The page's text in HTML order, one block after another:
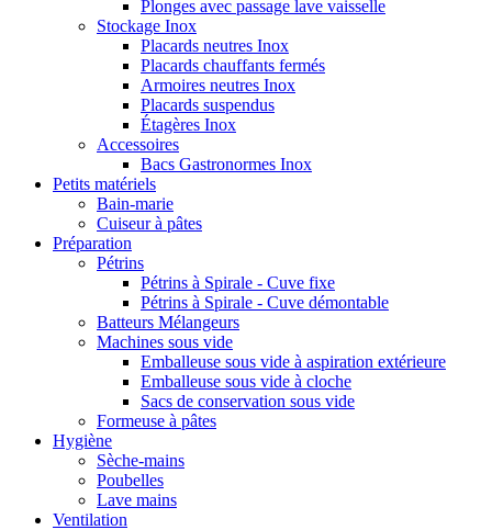
Plonges avec passage lave vaisselle
Stockage Inox
Placards neutres Inox
Placards chauffants fermés
Armoires neutres Inox
Placards suspendus
Étagères Inox
Accessoires
Bacs Gastronormes Inox
Petits matériels
Bain-marie
Cuiseur à pâtes
Préparation
Pétrins
Pétrins à Spirale - Cuve fixe
Pétrins à Spirale - Cuve démontable
Batteurs Mélangeurs
Machines sous vide
Emballeuse sous vide à aspiration extérieure
Emballeuse sous vide à cloche
Sacs de conservation sous vide
Formeuse à pâtes
Hygiène
Sèche-mains
Poubelles
Lave mains
Ventilation